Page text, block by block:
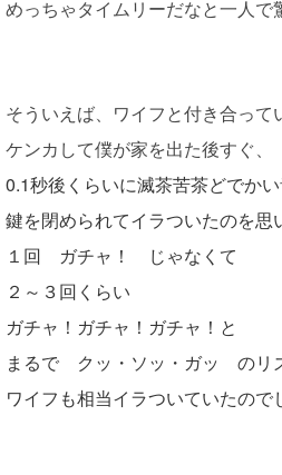
めっちゃタイムリーだなと一人で
そういえば、ワイフと付き合って
ケンカして僕が家を出た後すぐ、
0.1秒後くらいに滅茶苦茶どでか
鍵を閉められてイラついたのを思
１回 ガチャ！ じゃなくて
２～３回くらい
ガチャ！ガチャ！ガチャ！と
まるで クッ・ソッ・ガッ のリ
ワイフも相当イラついていたので